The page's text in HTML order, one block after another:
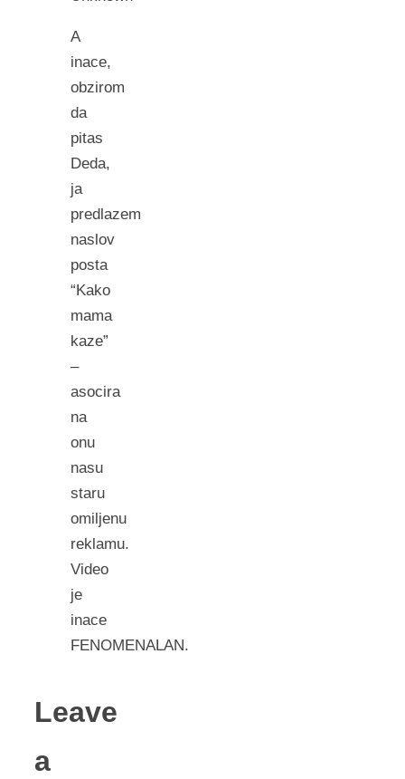
A
inace,
obzirom
da
pitas
Deda,
ja
predlazem
naslov
posta
“Kako
mama
kaze”
–
asocira
na
onu
nasu
staru
omiljenu
reklamu.
Video
je
inace
FENOMENALAN.
Leave
a